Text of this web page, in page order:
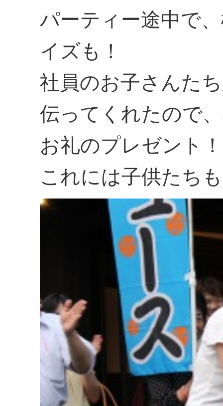
パーティー途中で
イズも！
社員のお子さんた
伝ってくれたので
お礼のプレゼント！
これには子供たち